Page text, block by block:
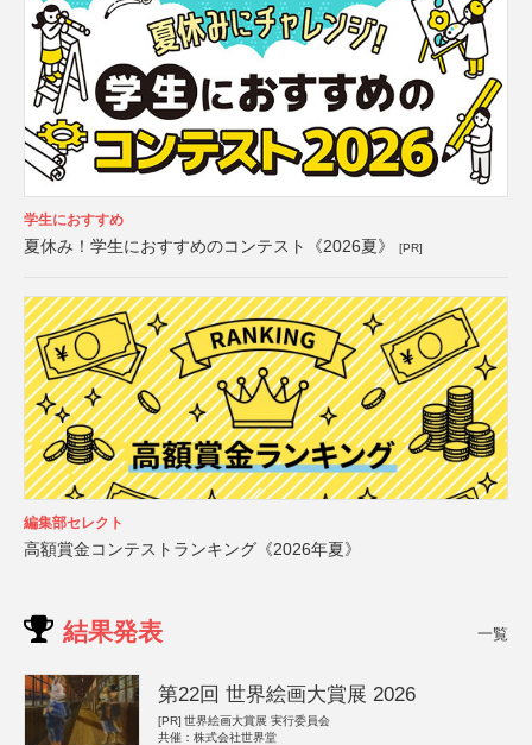
学生におすすめ
夏休み！学生におすすめのコンテスト《2026夏》 [PR]
編集部セレクト
高額賞金コンテストランキング《2026年夏》
結果発表 一覧
第22回 世界絵画大賞展 2026
[PR] 世界絵画大賞展 実行委員会
共催：株式会社世界堂